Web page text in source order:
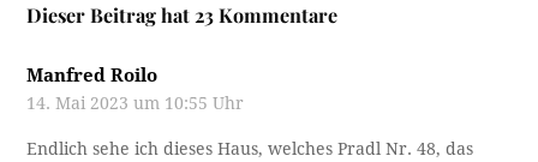
Dieser Beitrag hat 23 Kommentare
Manfred Roilo
14. Mai 2023 um 10:55 Uhr
Endlich sehe ich dieses Haus, welches Pradl Nr. 48, das